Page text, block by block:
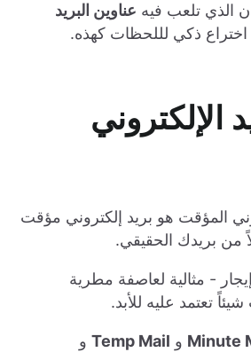
الذي تلعب فيه عناوين البريد
ذكي لللحظات كهذه.
الإلكتروني
المؤقت هو بريد إلكتروني مؤقت
من بريدك الحقيقي.
- مثالية لعاصفة مطرية
تعتمد عليه للأبد.
و Temp Mail و